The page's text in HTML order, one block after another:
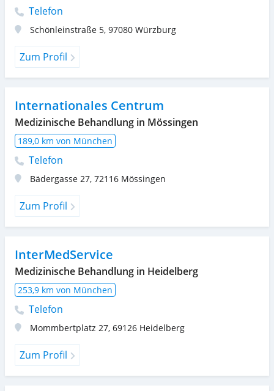
Telefon
Schönleinstraße 5, 97080 Würzburg
Zum Profil
Internationales Centrum
Medizinische Behandlung in Mössingen
189,0 km von München
Telefon
Bädergasse 27, 72116 Mössingen
Zum Profil
InterMedService
Medizinische Behandlung in Heidelberg
253,9 km von München
Telefon
Mommbertplatz 27, 69126 Heidelberg
Zum Profil